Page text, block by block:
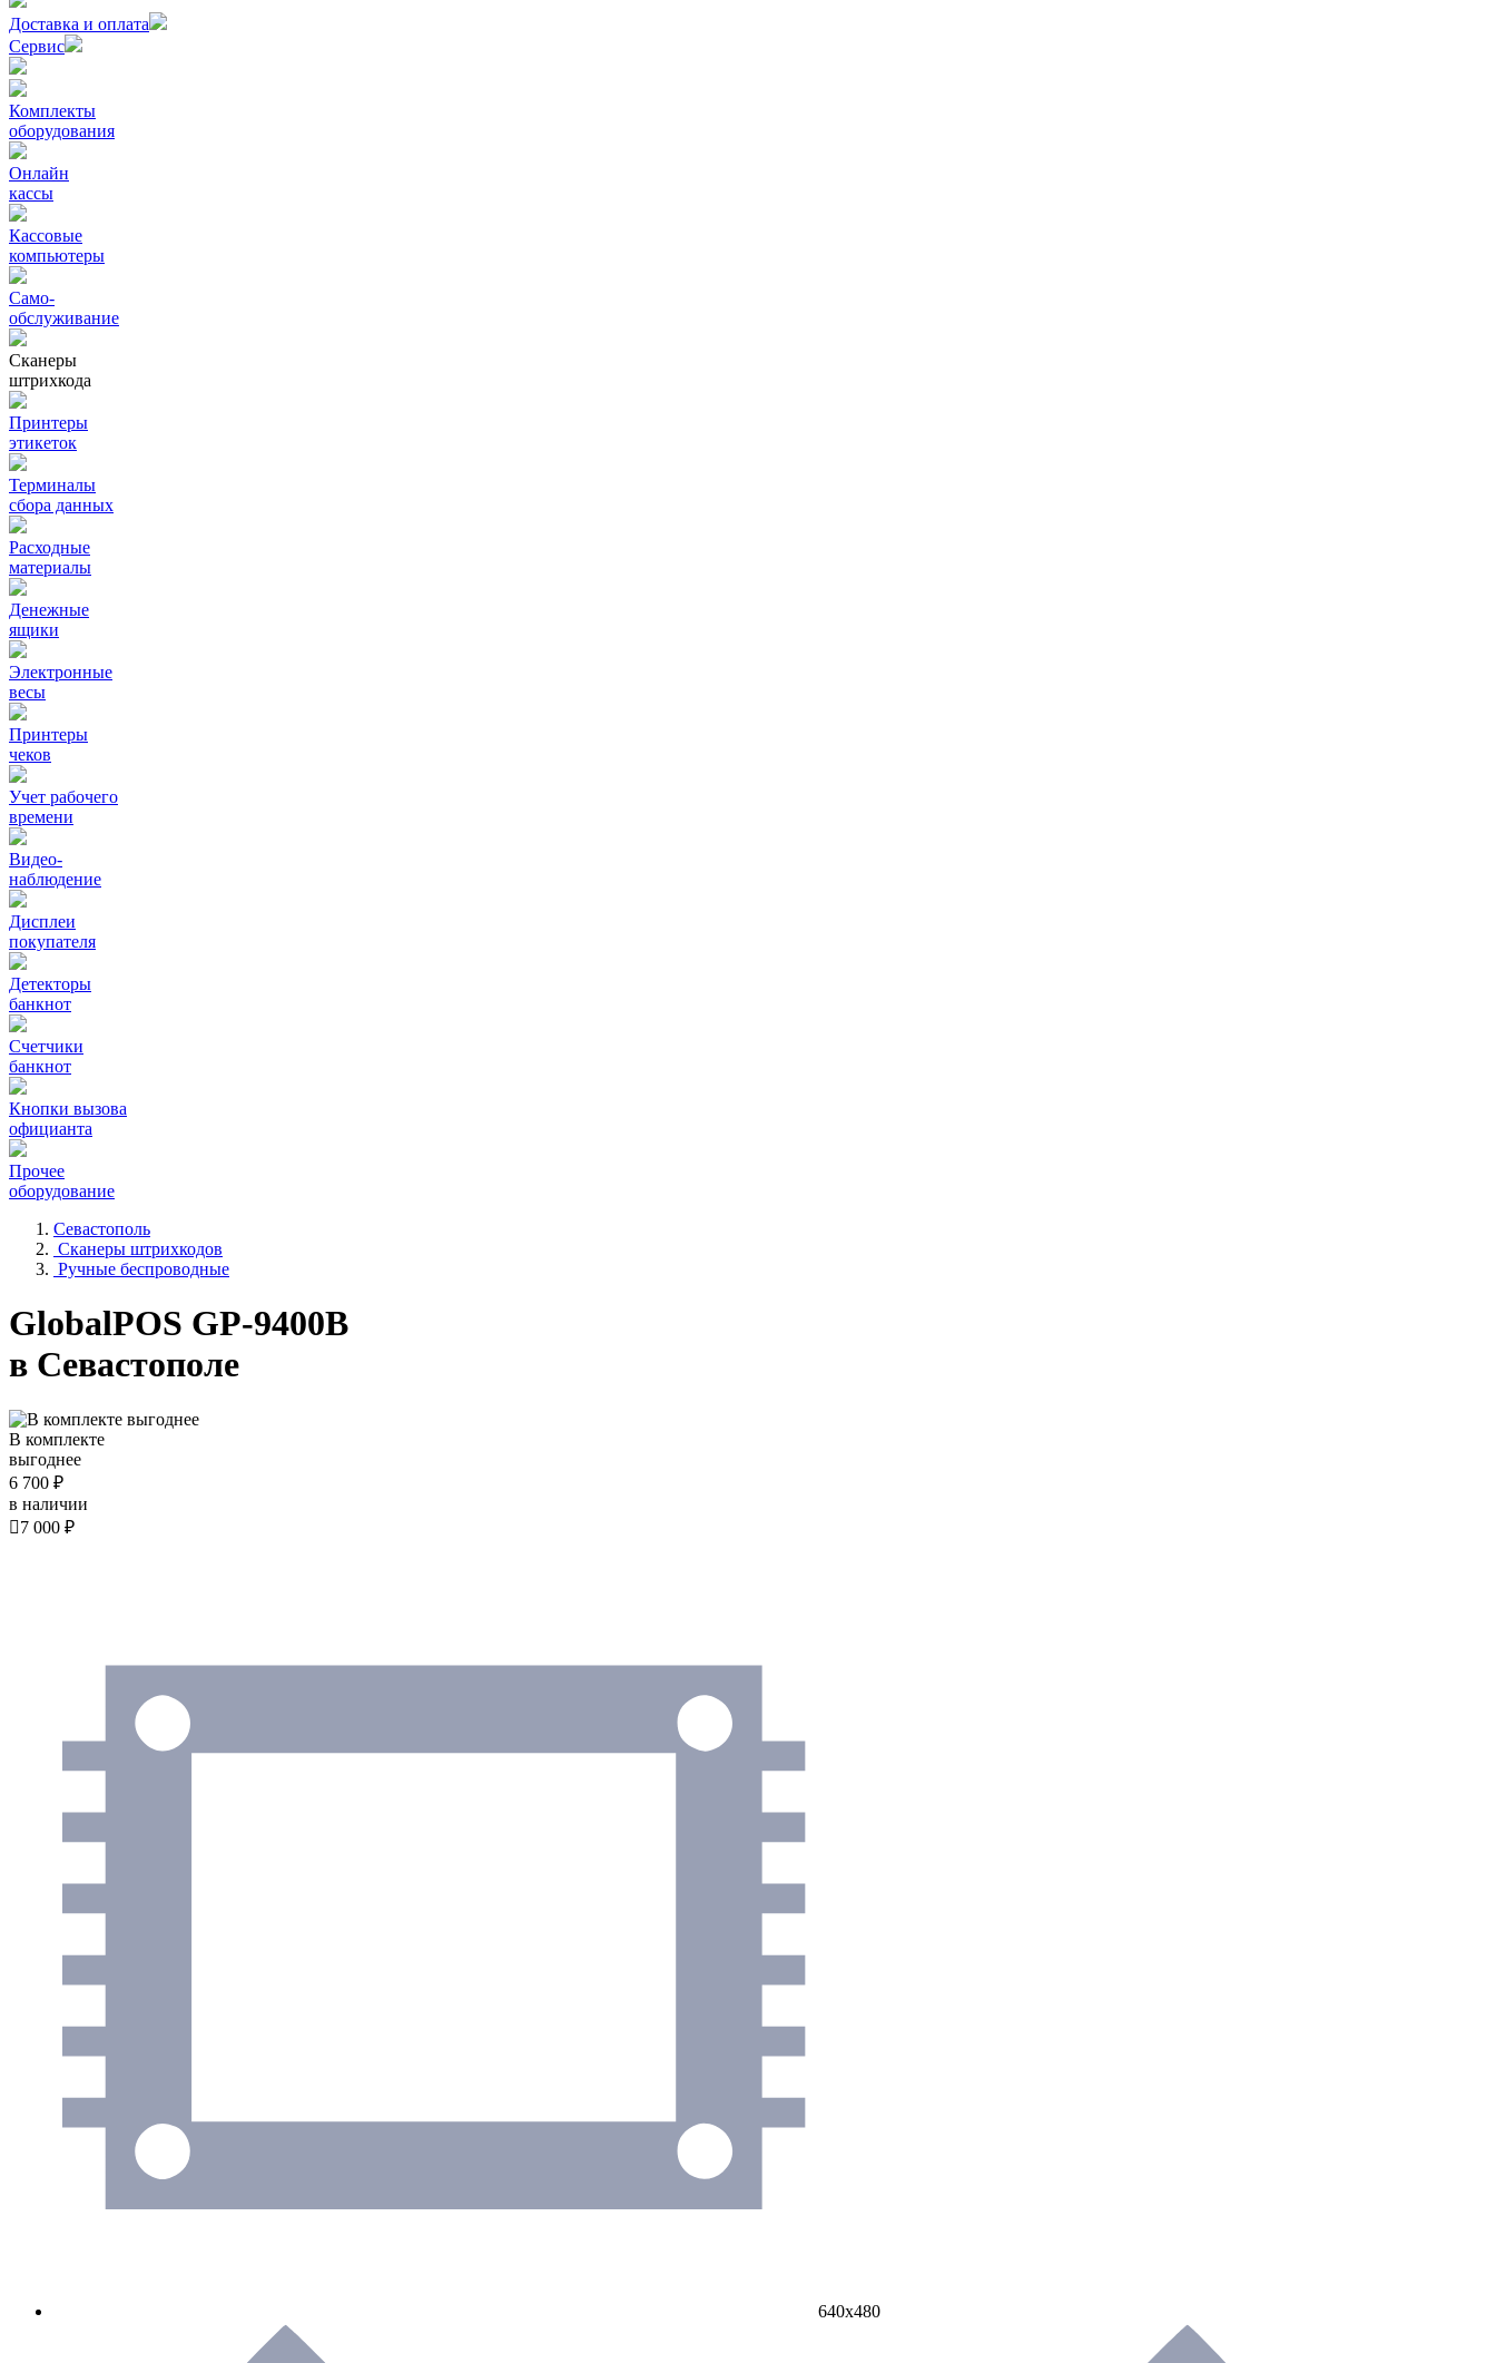
Доставка и оплата
Сервис
Комплекты
оборудования
Онлайн
кассы
Кассовые
компьютеры
Само-
обслуживание
Сканеры
штрихкода
Принтеры
этикеток
Терминалы
сбора данных
Расходные
материалы
Денежные
ящики
Электронные
весы
Принтеры
чеков
Учет рабочего
времени
Видео‑
наблюдение
Дисплеи
покупателя
Детекторы
банкнот
Счетчики
банкнот
Кнопки вызова
официанта
Прочее
оборудование
Севастополь
Сканеры штрихкодов
Ручные беспроводные
GlobalPOS GP-9400B
в Севастополе
В комплекте
выгоднее
6 700 ₽
в наличии
7 000 ₽
640х480